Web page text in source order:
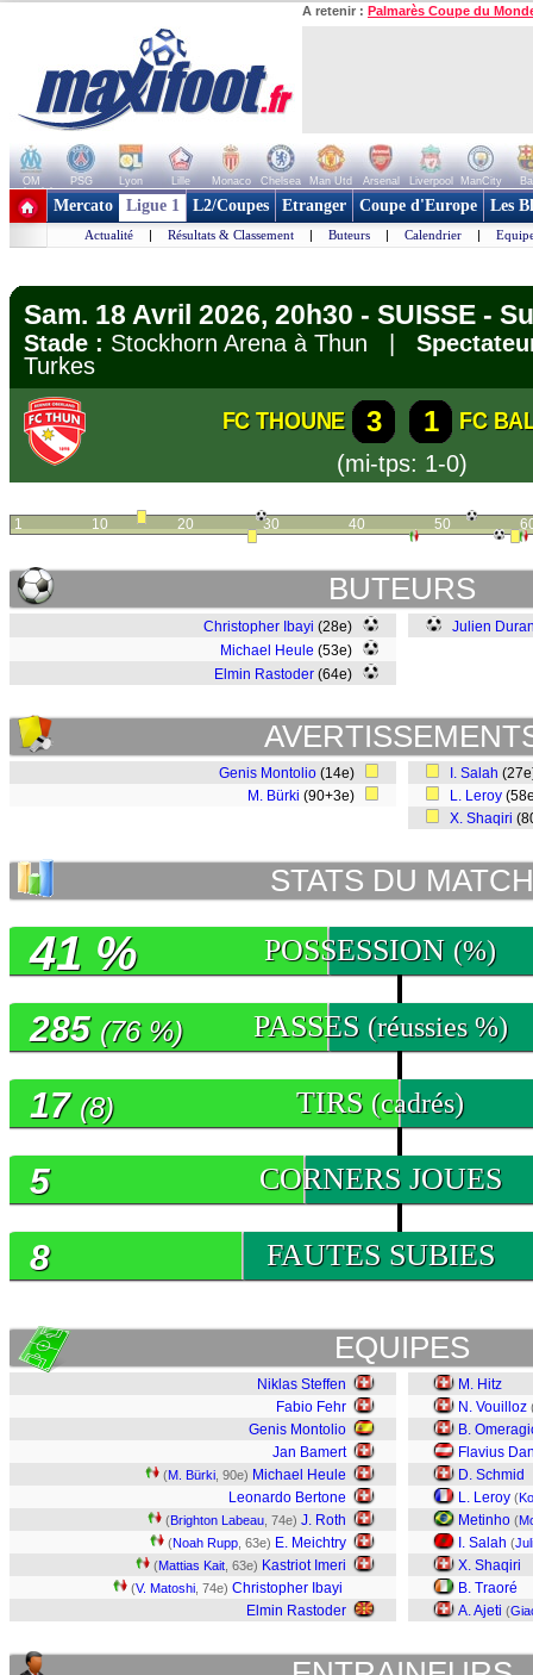
A retenir : Palmarès Coupe du
OM PSG Lyon Lille Monaco Chelsea Man Utd Arsenal Liverpool ManCity
+ de clubs
Mercato Ligue 1 L2/Coupes Etranger Coupe d'Europe Les
Actualité | Résultats & Classement | Buteurs | Calendrier |
Sam. 18 Avril 2026, 20h30 - SUISSE -
Stade : Stockhorn Arena à Thun |
Turkes
FC THOUNE 3 1
FC
(mi-tps: 1-0)
1 10 20 30 40 50
BUTEURS
Christopher Ibayi (28e)
Michael Heule (53e)
Elmin Rastoder (64e)
Julien
Genis Montolio (14e)
M. Bürki (90+3e)
I. Salah
L. Leroy
X. Shaqiri
STATS DU MATCH
POSSESSION (%)
41 %
PASSES (réussies %)
285 (76 %)
TIRS (cadrés)
17 (8)
CORNERS JOUES
5
FAUTES SUBIES
8
EQUIPES
Niklas Steffen
Fabio Fehr
Genis Montolio
Jan Bamert
(M. Bürki , 90e) Michael Heule
Leonardo Bertone
(Brighton Labeau , 74e) J. Roth
(Noah Rupp , 63e) E. Meichtry
(Mattias Kait , 63e) Kastriot Imeri
(V. Matoshi , 74e) Christopher Ibayi
Elmin Rastoder
M. Hitz
N. Vouilloz
B.
Flavius
D. Schmid
L. Leroy (
Metinho (
I. Salah (
X. Shaqiri
B. Traoré
A. Ajeti (